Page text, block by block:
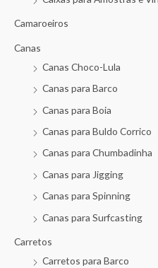
Camaroeiros
Canas
Canas Choco-Lula
Canas para Barco
Canas para Boia
Canas para Buldo Corrico
Canas para Chumbadinha
Canas para Jigging
Canas para Spinning
Canas para Surfcasting
Carretos
Carretos para Barco